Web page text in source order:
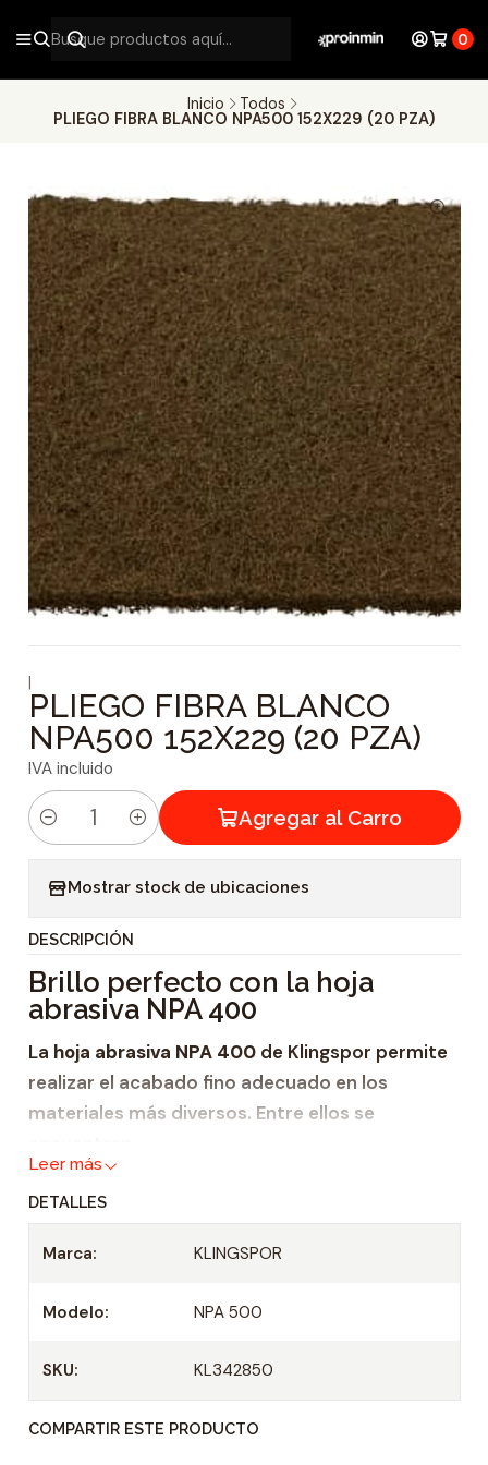
0
Inicio
Todos
PLIEGO FIBRA BLANCO NPA500 152X229 (20 PZA)
|
PLIEGO FIBRA BLANCO
NPA500 152X229 (20 PZA)
IVA incluido
C
i
d
a
d
Agregar al Carro
Mostrar stock de ubicaciones
DESCRIPCIÓN
Brillo perfecto con la hoja
abrasiva NPA 400
La hoja abrasiva NPA 400de Klingspor permite
realizar el acabado fino adecuado en los
materiales más diversos. Entre ellos se
madera,
acero inoxidable,
metal.
Refinamiento de superficies con
Ya sea madera, acero inoxidable
metales: los materiales de alta calidad se tienen
que tratar con cuidado. Siempre que se
Leer más
DETALLES
Marca: KLINGSPOR
Modelo: NPA 500
SKU: KL342850
COMPARTIR ESTE PRODUCTO